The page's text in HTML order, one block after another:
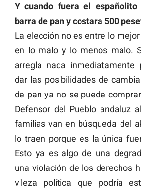
Y cuando fuera el
barra de pan y costara 500
La elección no es entre lo
en lo malo y lo menos malo.
arregla nada inmediatamente
dar las posibilidades de
de pan ya no se puede
Defensor del Pueblo andaluz
familias van en búsqueda del
lo traen porque es la única
Esto ya es algo de una
una violación de los derechos
vileza política que podría